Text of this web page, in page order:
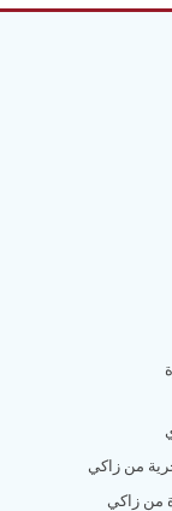
من زاكي
من زاكي